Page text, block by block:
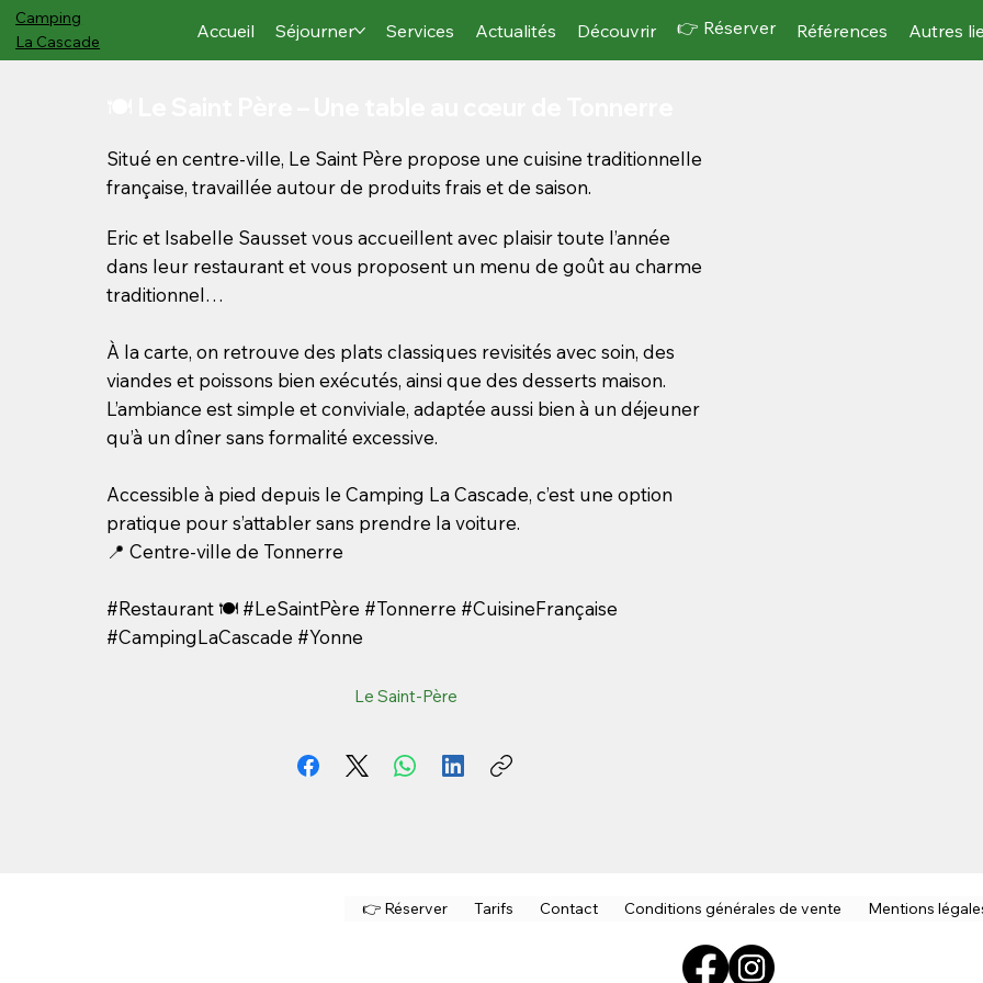
Camping
La Cascade
Accueil Séjourner Services Actualités Découvrir 👉 Réserver Références Autres
Situé en centre-ville, Le Saint Père propose une cuisine traditionnelle
française, travaillée autour de produits frais et de saison.
Eric et Isabelle Sausset vous accueillent avec plaisir toute l’année
dans leur restaurant et vous proposent un menu de goût au charme
traditionnel…
À la carte, on retrouve des plats classiques revisités avec soin, des
viandes et poissons bien exécutés, ainsi que des desserts maison.
L’ambiance est simple et conviviale, adaptée aussi bien à un déjeuner
qu’à un dîner sans formalité excessive.
Accessible à pied depuis le Camping La Cascade, c’est une option
pratique pour s’attabler sans prendre la voiture.
📍 Centre-ville de Tonnerre
#Restaurant 🍽️ #LeSaintPère #Tonnerre #CuisineFrançaise
#CampingLaCascade #Yonne
Le Saint-Père
👉 Réserver Tarifs Contact Conditions générales de vente Mentions